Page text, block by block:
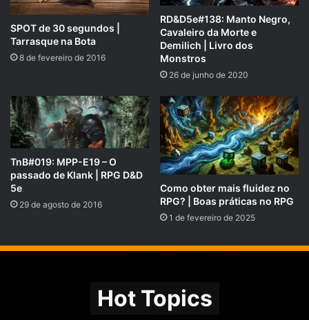
padrim.com.br/rpgnext
picpay.me/rpgnext
SPOT de 30 segundos |
Tarrasque na Bota
8 de fevereiro de 2016
RD&D5e#138: Manto Negro,
Cavaleiro da Morte e
Demilich | Livro dos
Monstros
26 de junho de 2020
TnB#019: MPP-E19 – O
passado de Klank | RPG D&D
5e
29 de agosto de 2016
Como obter mais fluidez no
RPG? | Boas práticas no RPG
1 de fevereiro de 2025
Hot Topics